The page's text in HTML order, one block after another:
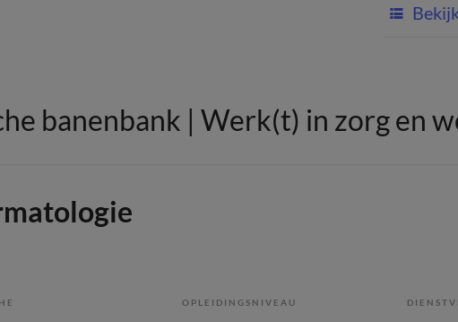
banenbank | Werk(t) in zorg en
OPLEIDINGSNIVEAU